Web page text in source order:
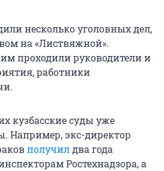
несколько уголовных дел,
на «Листвяжной».
проходили руководители и
работники
кузбасские суды уже
Например, экс-директор
получилдва года
Ростехнадзора, а